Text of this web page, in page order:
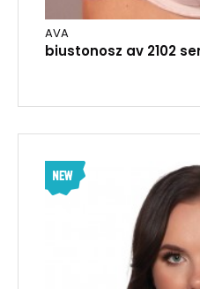
AVA
biustonosz av 2102